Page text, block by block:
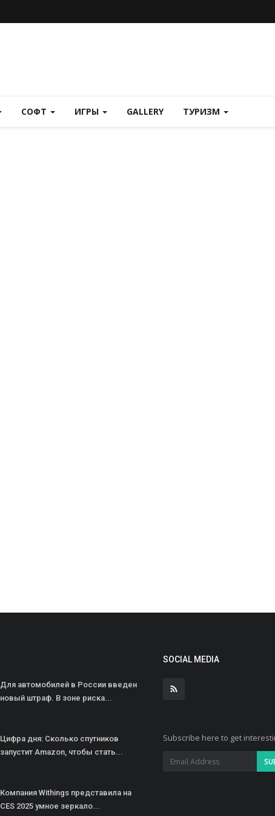
СОФТ ИГРЫ GALLERY ТУРИЗМ
Для автомобилей в России введен
новый штраф. В зоне риска...
Цифра дня: Сколько спутников
запустит Amazon, чтобы стать...
Компания Withings представила на
CES 2025 умное зеркало...
SOCIAL MEDIA
Subscribe here to get